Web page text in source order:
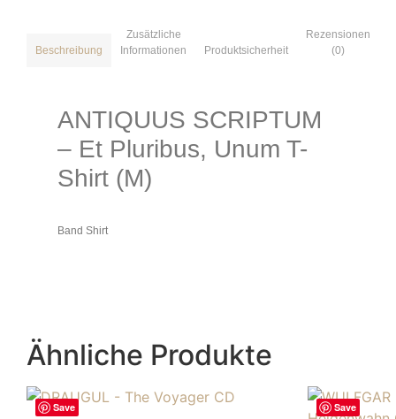
Beschreibung
Zusätzliche
Informationen
Produktsicherheit
Rezensionen
(0)
ANTIQUUS SCRIPTUM
– Et Pluribus, Unum T-
Shirt (M)
Band Shirt
Ähnliche Produkte
Save Save